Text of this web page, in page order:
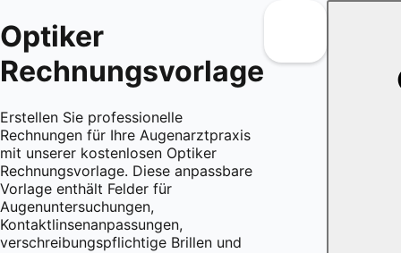
Optiker
Rechnungsvorlage
Erstellen Sie professionelle
Rechnungen für Ihre Augenarztpraxis
mit unserer kostenlosen Optiker
Rechnungsvorlage. Diese anpassbare
Vorlage enthält Felder für
Augenuntersuchungen,
Kontaktlinsenanpassungen,
verschreibungspflichtige Brillen und